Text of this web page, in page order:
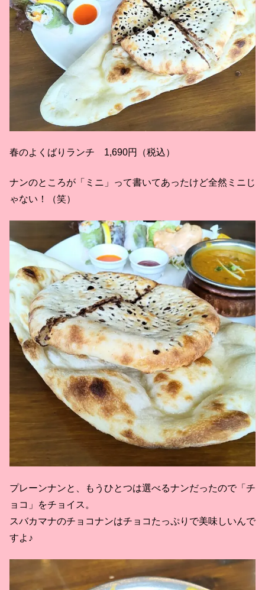
春のよくばりランチ 1,690円（税込）
ナンのところが「ミニ」って書いてあったけど全然ミニじ
ゃない！（笑）
プレーンナンと、もうひとつは選べるナンだったので「チ
ョコ」をチョイス。
スバカマナのチョコナンはチョコたっぷりで美味しいんで
すよ♪